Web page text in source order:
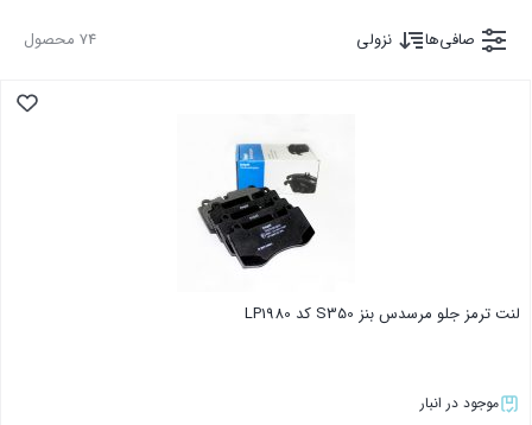
74 محصول صافی‌ها نزولی
لنت ترمز جلو مرسدس بنز S350 کد LP1980
موجود در انبار